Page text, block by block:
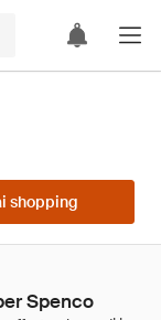
shopping
Spenco